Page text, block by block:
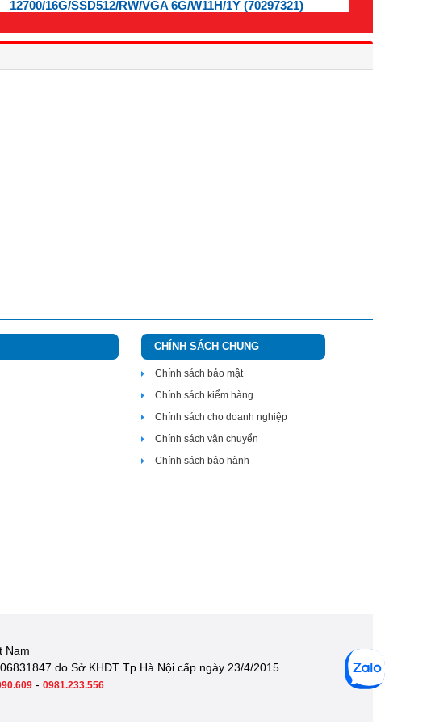
12700/16G/SSD512/RW/VGA 6G/W11H/1Y (70297321)
CHÍNH SÁCH CHUNG
Chính sách bảo mật
Chính sách kiểm hàng
Chính sách cho doanh nghiệp
Chính sách vận chuyển
Chính sách bảo hành
Nam
do Sở KHĐT Tp.Hà Nội cấp ngày 23/4/2015.
- 0981.233.556